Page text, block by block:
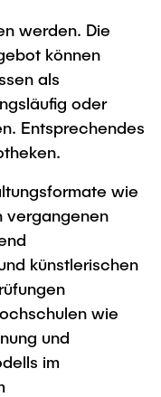
werden. Die
können
als
oder
Entsprechendes
wie
vergangenen
künstlerischen
wie
und
im